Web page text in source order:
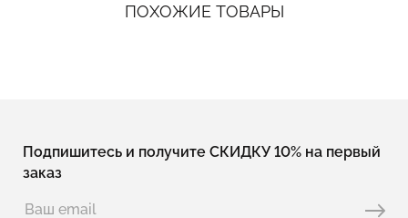
ПОХОЖИЕ ТОВАРЫ
Подпишитесь и получите СКИДКУ 10% на первый
заказ